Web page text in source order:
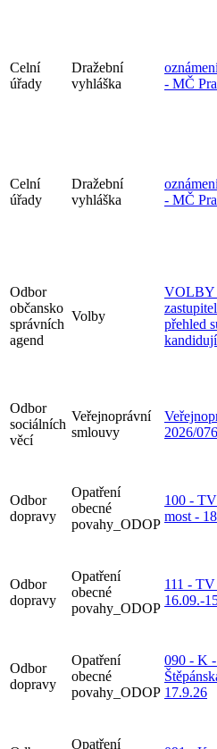
Celní
úřady
Dražební
vyhláška
- MČ
Celní
úřady
Dražební
vyhláška
- MČ
Odbor
občansko
správních
agend
Volby
VOLBY
přehled
Odbor
sociálních
věcí
Veřejnoprávní
smlouvy
2026/
Odbor
dopravy
Opatření
obecné
povahy_ODOP
100 -
most -
Odbor
dopravy
Opatření
obecné
povahy_ODOP
111 -
16.09.-
Odbor
dopravy
Opatření
obecné
povahy_ODOP
090 - K
17.9.26
Opatření